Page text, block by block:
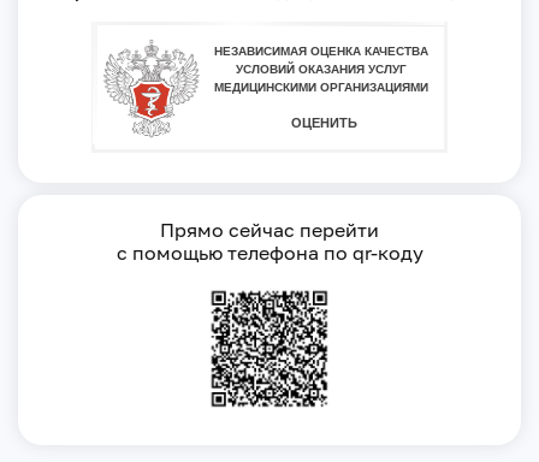
Прямо сейчас перейти
с помощью телефона по qr-коду